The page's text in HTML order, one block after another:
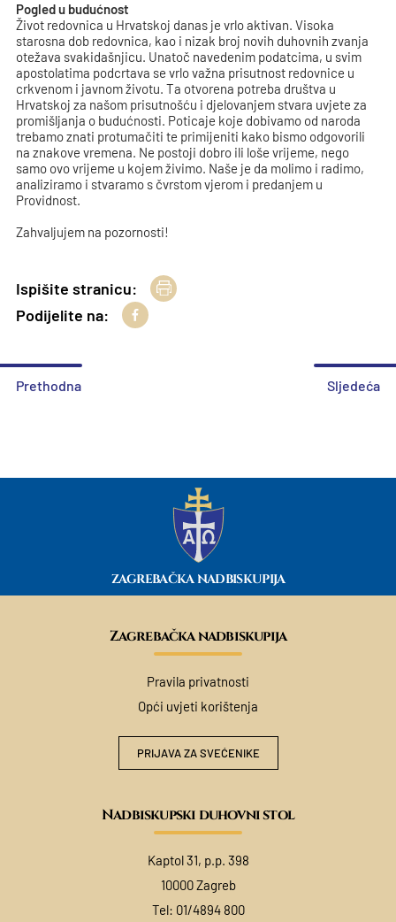
Pogled u budućnost
Život redovnica u Hrvatskoj danas je vrlo aktivan. Visoka
starosna dob redovnica, kao i nizak broj novih duhovnih zvanja
otežava svakidašnjicu. Unatoč navedenim podatcima, u svim
apostolatima podcrtava se vrlo važna prisutnost redovnice u
crkvenom i javnom životu. Ta otvorena potreba društva u
Hrvatskoj za našom prisutnošću i djelovanjem stvara uvjete za
promišljanja o budućnosti. Poticaje koje dobivamo od naroda
trebamo znati protumačiti te primijeniti kako bismo odgovorili
na znakove vremena. Ne postoji dobro ili loše vrijeme, nego
samo ovo vrijeme u kojem živimo. Naše je da molimo i radimo,
analiziramo i stvaramo s čvrstom vjerom i predanjem u
Providnost.
Zahvaljujem na pozornosti!
Ispišite stranicu:
Podijelite na:
Prethodna Sljedeća
ZAGREBAČKA NADBISKUPIJA
Zagrebačka nadbiskupija
Pravila privatnosti
Opći uvjeti korištenja
PRIJAVA ZA SVEĆENIKE
Nadbiskupski duhovni stol
Kaptol 31, p.p. 398
10000 Zagreb
Tel: 01/4894 800